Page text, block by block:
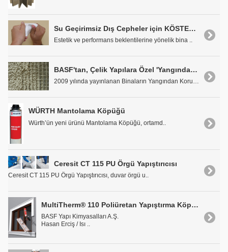
Su Geçirimsiz Dış Cepheler için KÖSTER Wandflex
Estetik ve performans beklentilerine yönelik bina ..
BASF'tan, Çelik Yapılara Özel 'Yangından Korunma Sistemleri'
2009 yılında yayınlanan Binaların Yangından Korunm..
WÜRTH Mantolama Köpüğü
Würth’ün yeni ürünü Mantolama Köpüğü, ortamd..
Ceresit CT 115 PU Örgü Yapıştırıcısı
Ceresit CT 115 PU Örgü Yapıştırıcısı, duvar örgü u..
MultiTherm® 110 Poliüretan Yapıştırma Köpüğü
BASF Yapı Kimyasalları A.Ş.
Hasan Erciş / Isı ..